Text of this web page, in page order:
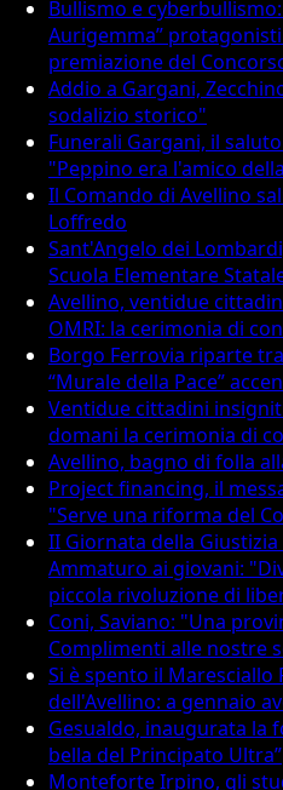
Bullismo e cyberbullismo:
Aurigemma”
premiazione del
Addio a Gargani,
sodalizio storico"
Funerali Gargani, il
"Peppino era l'amico
Il Comando di Avellino
Loffredo
Sant'Angelo dei
Scuola Elementare
Avellino, ventidue
OMRI: la cerimonia di
Borgo Ferrovia riparte
“Murale della Pace”
Ventidue cittadini
domani la cerimonia di
Avellino, bagno di folla
Project financing, il
"Serve una riforma del
II Giornata della
Ammaturo ai giovani:
piccola rivoluzione di
Coni, Saviano: "Una
Complimenti alle nostre
Si è spento il
dell'Avellino: a gennaio
Gesualdo, inaugurata la
bella del Principato Ultra”
Monteforte Irpino, gli